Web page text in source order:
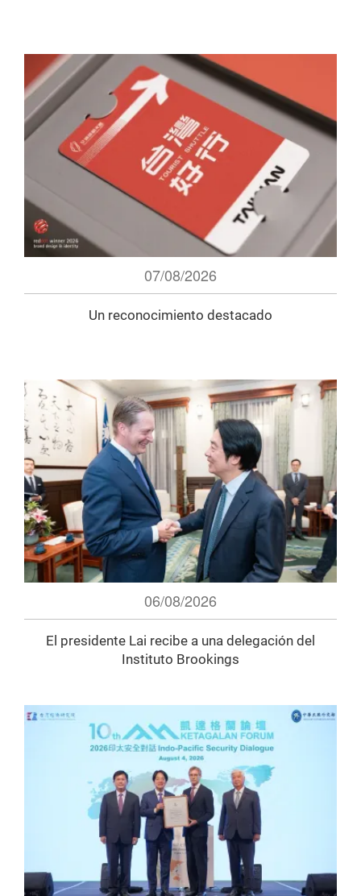
07/08/2026
Un reconocimiento destacado
06/08/2026
El presidente Lai recibe a una delegación del
Instituto Brookings